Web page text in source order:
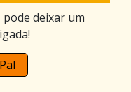
deixar um